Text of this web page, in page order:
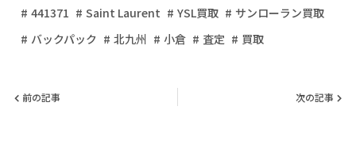
441371 Saint Laurent YSL買取
サンローラン買取
バックパック
北九州 小倉 査定 買取
前の記事 次の記事